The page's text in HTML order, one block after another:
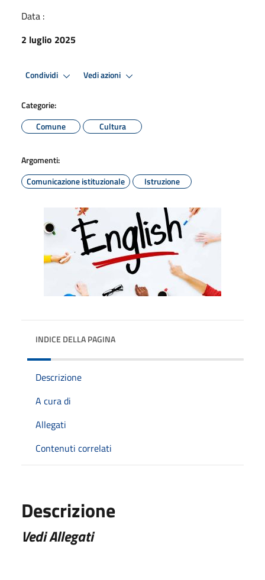
Data :
2 luglio 2025
Condividi Vedi azioni
Categorie:
Comune
Cultura
Argomenti:
Comunicazione istituzionale
Istruzione
INDICE DELLA PAGINA
Descrizione
A cura di
Allegati
Contenuti correlati
Descrizione
Vedi Allegati